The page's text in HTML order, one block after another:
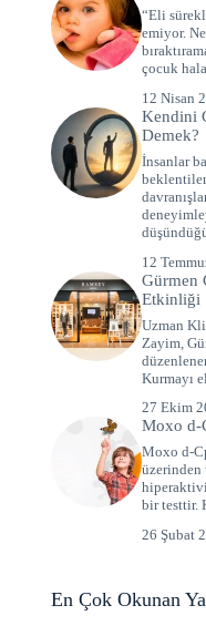
“Eli
emiyor.
çocuk
12 Nisan
Kendini
Demek?
İnsanlar
12
Gürmen
Etkinliği
Uzman
Zayim,
Kurmayı
27 Ekim
Moxo d-
Moxo d-
üzerinden
bir testtir.
26 Şubat
En Çok Okunan